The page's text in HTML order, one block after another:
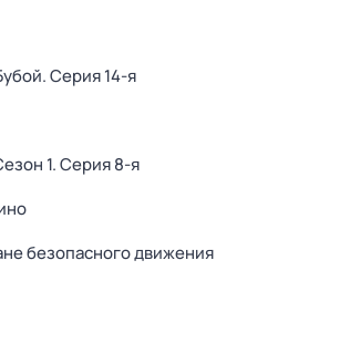
. Серия 14-я
1. Серия 8-я
безопасного движения